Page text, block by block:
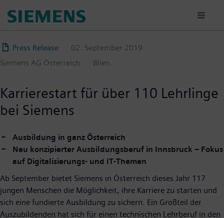
zum
Press Release
02. September 2019
Siemens AG Österreich
Wien
Karrierestart für über 110 Lehrlinge
bei Siemens
Ausbildung in ganz Österreich
Neu konzipierter Ausbildungsberuf in Innsbruck – Fokus
auf Digitalisierungs- und IT-Themen
Ab September bietet Siemens in Österreich dieses Jahr 117
jungen Menschen die Möglichkeit, ihre Karriere zu starten und
sich eine fundierte Ausbildung zu sichern. Ein Großteil der
Auszubildenden hat sich für einen technischen Lehrberuf in den